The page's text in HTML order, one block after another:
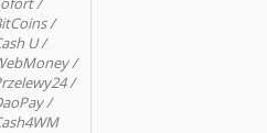
/
U /
/
/
/